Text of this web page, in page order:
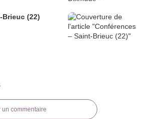
Brieuc (22)
un commentaire